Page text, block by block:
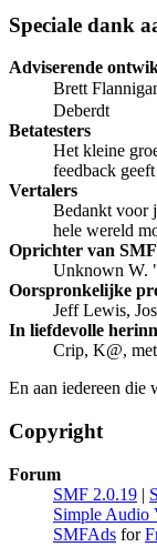
Speciale dank
Adviserende
Brett
Deberdt
Betatesters
Het kleine
feedback
Vertalers
Bedankt voor
hele wereld
Oprichter van SMF
Unknown W.
Oorspronkelijke
Jeff Lewis,
In liefdevolle
Crip, K@,
En aan iedereen die
Copyright
Forum
SMF 2.0.19 |
Simple Audio
SMFAds for